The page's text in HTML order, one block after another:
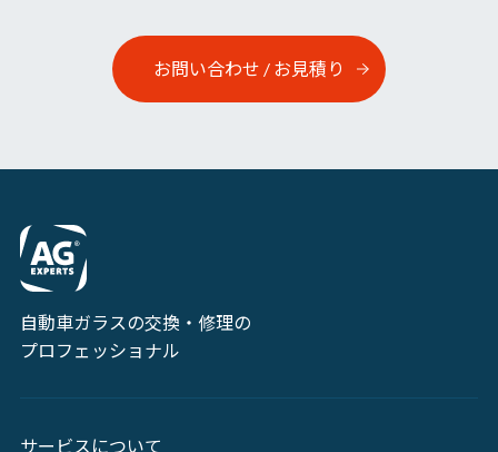
お問い合わせ / お見積り
自動車ガラスの交換・修理の
プロフェッショナル
サービスについて